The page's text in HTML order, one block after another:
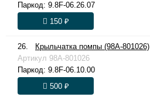
Паркод: 9.8F-06.26.07
150 ₽
26.
Крыльчатка помпы (98A-801026)
Артикул 98A-801026
Паркод: 9.8F-06.10.00
500 ₽